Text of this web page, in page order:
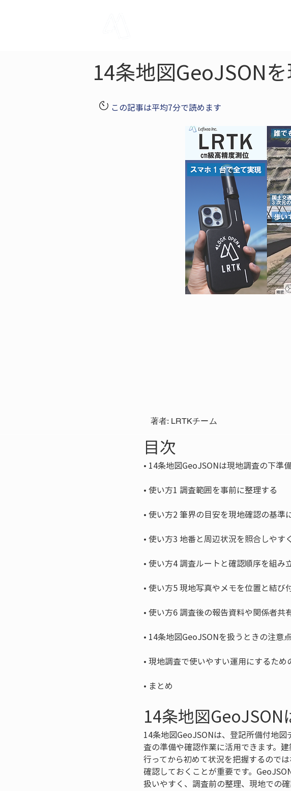
14条地図GeoJSON
この記事は平均7分で読めます
著者: LRTKチーム
目次
•
•
•
•
•
•
•
•
•
• まとめ
14条地図
14条地図GeoJSONは、登記所備付地
査の準備や確認作業に活用できます。
行ってから初めて状況を把握するので
確認しておくことが重要です。
扱いやすく、調査前の整理、現地での